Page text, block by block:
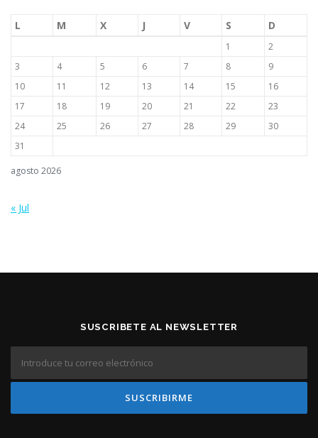
agosto 2026
L M X J V S D
1
2
3
4 5 6 7 8
9
10
11 12 13 14 15
16
17
18 19 20 21 22
23
24
25 26 27 28 29
30
31
« Jul
SUSCRIBETE AL NEWSLETTER